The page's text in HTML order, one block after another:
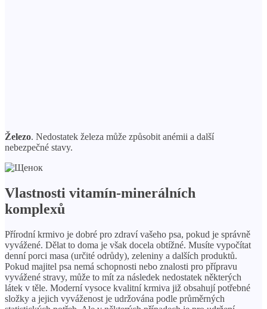
Železo. Nedostatek železa může způsobit anémii a další
nebezpečné stavy.
Vlastnosti vitamín-minerálních
komplexů
Přírodní krmivo je dobré pro zdraví vašeho psa, pokud je správně
vyvážené. Dělat to doma je však docela obtížné. Musíte vypočítat
denní porci masa (určité odrůdy), zeleniny a dalších produktů.
Pokud majitel psa nemá schopnosti nebo znalosti pro přípravu
vyvážené stravy, může to mít za následek nedostatek některých
látek v těle. Moderní vysoce kvalitní krmiva již obsahují potřebné
složky a jejich vyváženost je udržována podle průměrných